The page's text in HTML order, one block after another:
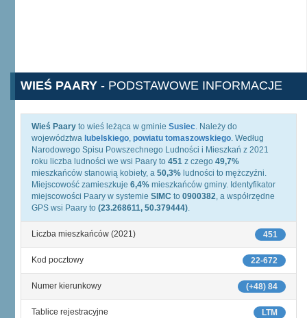
WIEŚ PAARY - PODSTAWOWE INFORMACJE
Wieś Paary to wieś leżąca w gminie Susiec. Należy do
województwa lubelskiego, powiatu tomaszowskiego. Według
Narodowego Spisu Powszechnego Ludności i Mieszkań z 2021
roku liczba ludności we wsi Paary to 451 z czego 49,7%
mieszkańców stanowią kobiety, a 50,3% ludności to mężczyźni.
Miejscowość zamieszkuje 6,4% mieszkańców gminy. Identyfikator
miejscowości Paary w systemie SIMC to 0900382, a współrzędne
GPS wsi Paary to (23.268611, 50.379444).
451
Liczba mieszkańców (2021)
22-672
Kod pocztowy
(+48) 84
Numer kierunkowy
LTM
Tablice rejestracyjne